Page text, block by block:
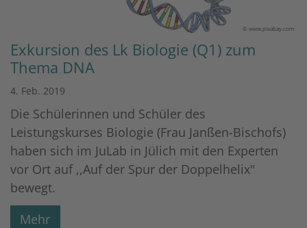
© www.pixabay.com
Exkursion des Lk Biologie (Q1) zum
Thema DNA
4. Feb. 2019
Die Schülerinnen und Schüler des
Leistungskurses Biologie (Frau Janßen-Bischofs)
haben sich im JuLab in Jülich mit den Experten
vor Ort auf ,,Auf der Spur der Doppelhelix"
bewegt.
Mehr